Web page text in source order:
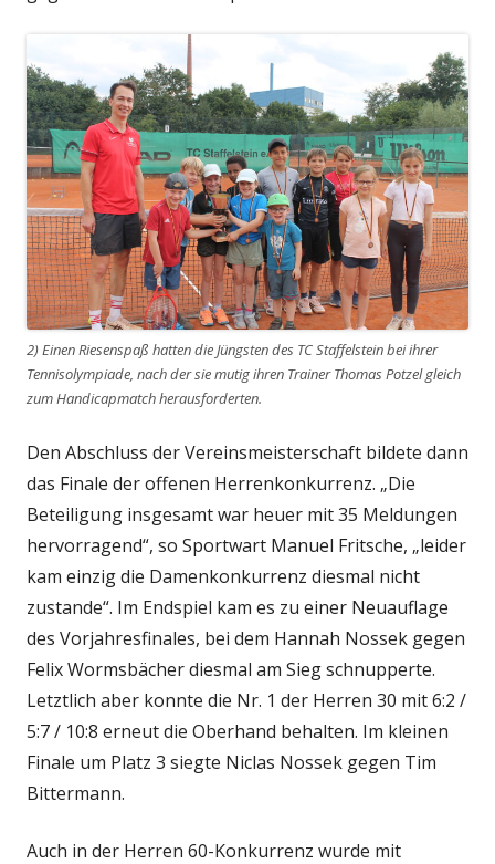
2) Einen Riesenspaß hatten die Jüngsten des TC Staffelstein bei ihrer
Tennisolympiade, nach der sie mutig ihren Trainer Thomas Potzel gleich
zum Handicapmatch herausforderten.
Den Abschluss der Vereinsmeisterschaft bildete dann
das Finale der offenen Herrenkonkurrenz. „Die
Beteiligung insgesamt war heuer mit 35 Meldungen
hervorragend“, so Sportwart Manuel Fritsche, „leider
kam einzig die Damenkonkurrenz diesmal nicht
zustande“. Im Endspiel kam es zu einer Neuauflage
des Vorjahresfinales, bei dem Hannah Nossek gegen
Felix Wormsbächer diesmal am Sieg schnupperte.
Letztlich aber konnte die Nr. 1 der Herren 30 mit 6:2 /
5:7 / 10:8 erneut die Oberhand behalten. Im kleinen
Finale um Platz 3 siegte Niclas Nossek gegen Tim
Bittermann.
Auch in der Herren 60-Konkurrenz wurde mit